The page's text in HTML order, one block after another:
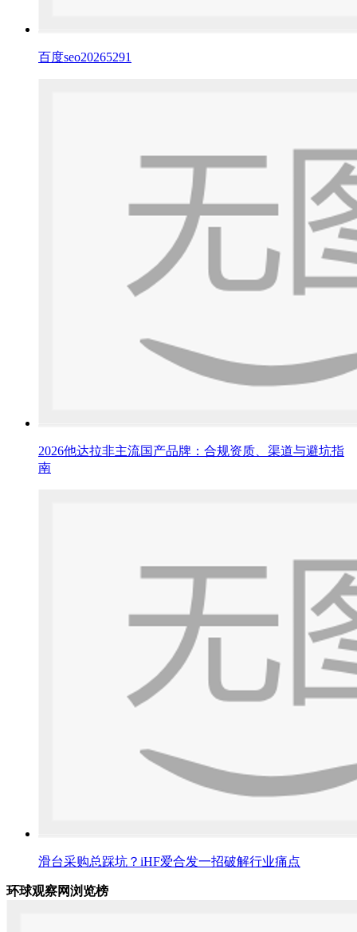
百度seo20265291
2026他达拉非主流国产品牌：合规资质、渠道与避坑指
南
滑台采购总踩坑？iHF爱合发一招破解行业痛点
环球观察网浏览榜